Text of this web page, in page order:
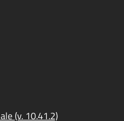
(v. 10.41.2)